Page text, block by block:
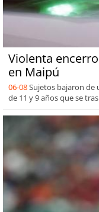
Violenta
en Maipú
06-08Sujetos bajaron de
de 11 y 9 años que se